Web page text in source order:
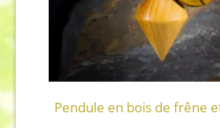
Pendule en bois de frêne